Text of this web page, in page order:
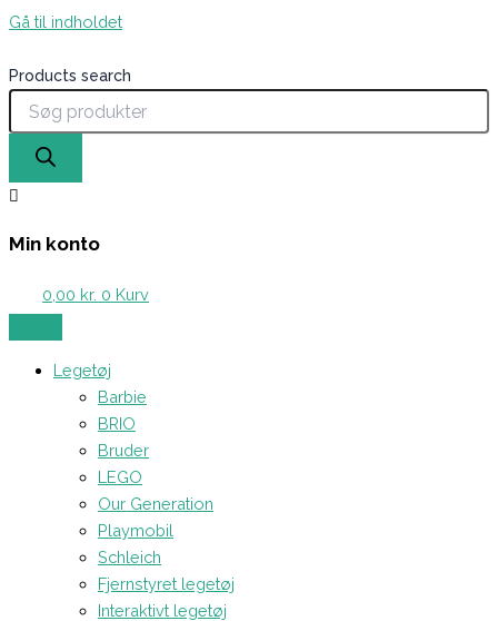
Gå til indholdet
Products search
Min konto
0,00 kr. 0 Kurv
Legetøj
Barbie
BRIO
Bruder
LEGO
Our Generation
Playmobil
Schleich
Fjernstyret legetøj
Interaktivt legetøj